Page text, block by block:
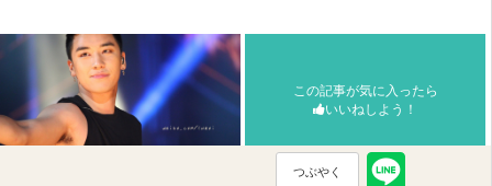
この記事が気に入ったら
いいねしよう！
つぶやく